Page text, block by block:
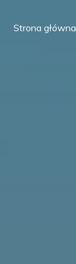
Strona główna